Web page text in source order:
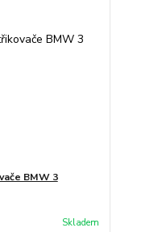
BMW 3
Skladem